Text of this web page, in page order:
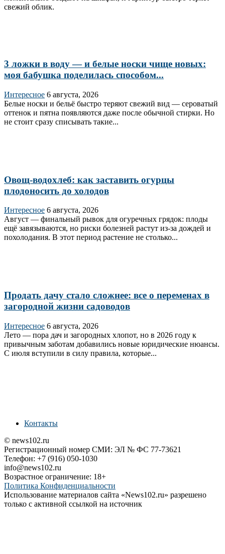
свежий облик.
3 ложки в воду — и белые носки чище новых:
моя бабушка поделилась способом...
Интересное 6 августа, 2026
Белые носки и бельё быстро теряют свежий вид — сероватый
оттенок и пятна появляются даже после обычной стирки. Но
не стоит сразу списывать такие...
Овощ-водохлеб: как заставить огурцы
плодоносить до холодов
Интересное 6 августа, 2026
Август — финальный рывок для огуречных грядок: плоды
ещё завязываются, но риски болезней растут из‑за дождей и
похолодания. В этот период растение не столько...
Продать дачу стало сложнее: все о переменах в
загородной жизни садоводов
Интересное 6 августа, 2026
Лето — пора дач и загородных хлопот, но в 2026 году к
привычным заботам добавились новые юридические нюансы.
С июля вступили в силу правила, которые...
Контакты
© news102.ru
Регистрационный номер СМИ: ЭЛ № ФС 77-73621
Телефон: +7 (916) 050-1030
info@news102.ru
Возрастное ограничение: 18+
Политика Конфиденциальности
Использование материалов сайта «News102.ru» разрешено
только с активной ссылкой на источник